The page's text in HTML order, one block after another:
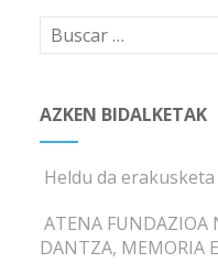
AZKEN BIDALKETAK
Heldu da
ATENA FUNDAZIOA
DANTZA, MEMORIA